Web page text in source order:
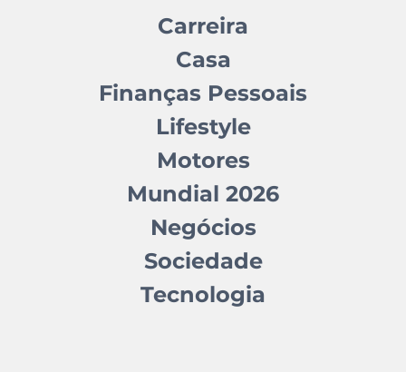
Carreira
Casa
Finanças Pessoais
Lifestyle
Motores
Mundial 2026
Negócios
Sociedade
Tecnologia